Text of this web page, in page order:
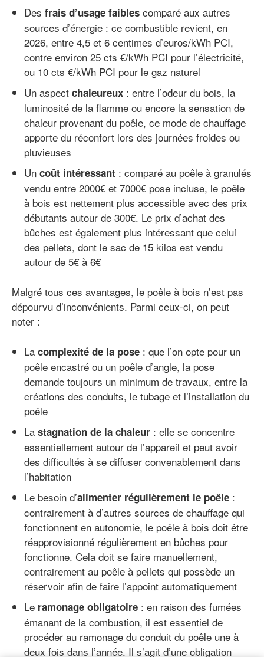
Des frais d’usage faibles comparé aux autres
sources d’énergie : ce combustible revient, en
2026, entre 4,5 et 6 centimes d’euros/kWh PCI,
contre environ 25 cts €/kWh PCI pour l’électricité,
ou 10 cts €/kWh PCI pour le gaz naturel
Un aspect chaleureux : entre l’odeur du bois, la
luminosité de la flamme ou encore la sensation de
chaleur provenant du poêle, ce mode de chauffage
apporte du réconfort lors des journées froides ou
pluvieuses
Un coût intéressant : comparé au poêle à granulés
vendu entre 2000€ et 7000€ pose incluse, le poêle
à bois est nettement plus accessible avec des prix
débutants autour de 300€. Le prix d’achat des
bûches est également plus intéressant que celui
des pellets, dont le sac de 15 kilos est vendu
autour de 5€ à 6€
Malgré tous ces avantages, le poêle à bois n’est pas
dépourvu d’inconvénients. Parmi ceux-ci, on peut
noter :
La complexité de la pose : que l’on opte pour un
poêle encastré ou un poêle d’angle, la pose
demande toujours un minimum de travaux, entre la
créations des conduits, le tubage et l’installation du
poêle
La stagnation de la chaleur : elle se concentre
essentiellement autour de l’appareil et peut avoir
des difficultés à se diffuser convenablement dans
l’habitation
Le besoin d’alimenter régulièrement le poêle :
contrairement à d’autres sources de chauffage qui
fonctionnent en autonomie, le poêle à bois doit être
réapprovisionné régulièrement en bûches pour
fonctionne. Cela doit se faire manuellement,
contrairement au poêle à pellets qui possède un
réservoir afin de faire l’appoint automatiquement
Le ramonage obligatoire : en raison des fumées
émanant de la combustion, il est essentiel de
procéder au ramonage du conduit du poêle une à
deux fois dans l’année. Il s’agit d’une obligation